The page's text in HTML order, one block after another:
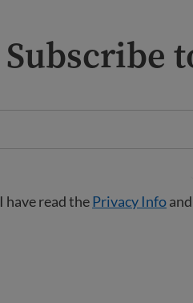
Subscribe
I have read thePrivacy Info